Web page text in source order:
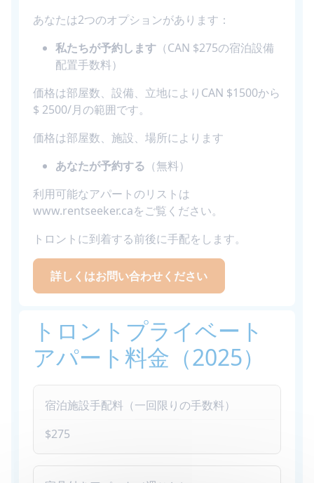
あなたは2つのオプションがあります：
私たちが予約します （CAN $275の宿泊設備
配置手数料）
価格は部屋数、設備、立地によりCAN $1500から
$ 2500/月の範囲です。
価格は部屋数、施設、場所によります
あなたが予約する （無料）
利用可能なアパートのリストは
www.rentseeker.caをご覧ください。
トロントに到着する前後に手配をします。
詳しくはお問い合わせください
トロントプライベート
アパート料金（2025）
宿泊施設手配料（一回限りの手数料）
$275